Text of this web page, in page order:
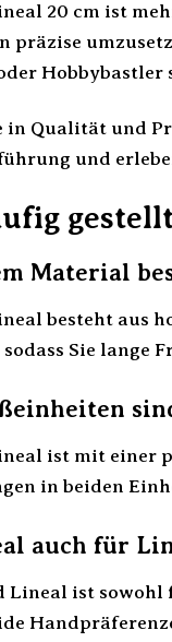
20 cm ist
präzise
Hobbybastler
in Qualität und
und
Material
besteht aus
Sie lange
ist mit einer
in beiden
auch für
Lineal ist